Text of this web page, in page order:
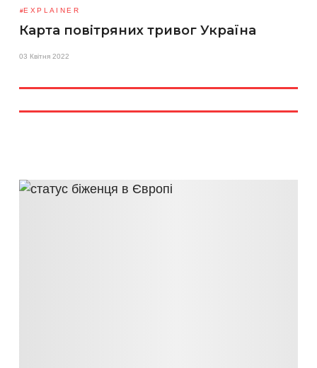
EXPLAINER
Карта повітряних тривог Україна
03 Квітня 2022